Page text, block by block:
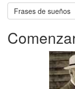
Frases de sueños